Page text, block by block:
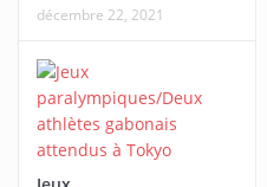
décembre 22, 2021